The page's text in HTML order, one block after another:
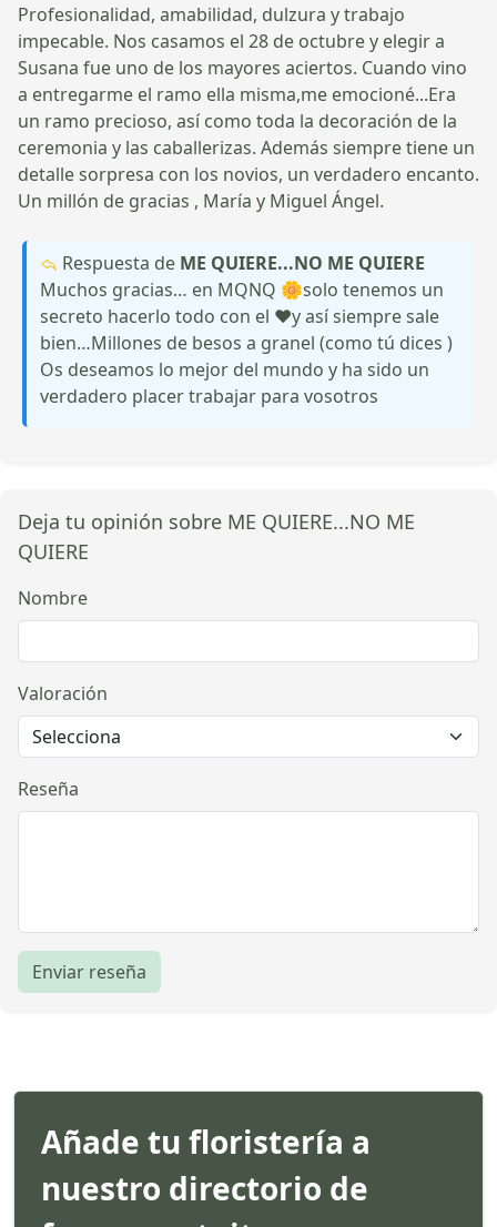
Profesionalidad, amabilidad, dulzura y trabajo
impecable. Nos casamos el 28 de octubre y elegir a
Susana fue uno de los mayores aciertos. Cuando vino
a entregarme el ramo ella misma,me emocioné...Era
un ramo precioso, así como toda la decoración de la
ceremonia y las caballerizas. Además siempre tiene un
detalle sorpresa con los novios, un verdadero encanto.
Un millón de gracias , María y Miguel Ángel.
Respuesta de ME QUIERE...NO ME QUIERE
Muchos gracias… en MQNQ 🌼solo tenemos un
secreto hacerlo todo con el ❤️y así siempre sale
bien…Millones de besos a granel (como tú dices )
Os deseamos lo mejor del mundo y ha sido un
verdadero placer trabajar para vosotros
Deja tu opinión sobre ME QUIERE...NO ME
QUIERE
Nombre
Valoración
Reseña
Enviar reseña
Añade tu floristería a
nuestro directorio de